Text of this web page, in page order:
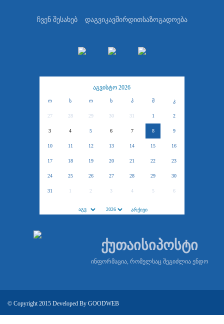
ჩვენ შესახებ დაგვიკავშირდითსაზოგადოება
აგვისტო 2026
ო ს ო ხ პ შ კ
27 28 29 30 31 1 2
3 4 5 6 7 8 9
10 11 12 13 14 15 16
17 18 19 20 21 22 23
24 25 26 27 28 29 30
31 1 2 3 4 5 6
ქუთაისიპოსტი
ინფორმაცია, რომელსაც შეგიძლია ენდო
© Copyright 2015 Developed By GOODWEB